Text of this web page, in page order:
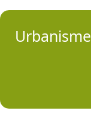
Urbanisme